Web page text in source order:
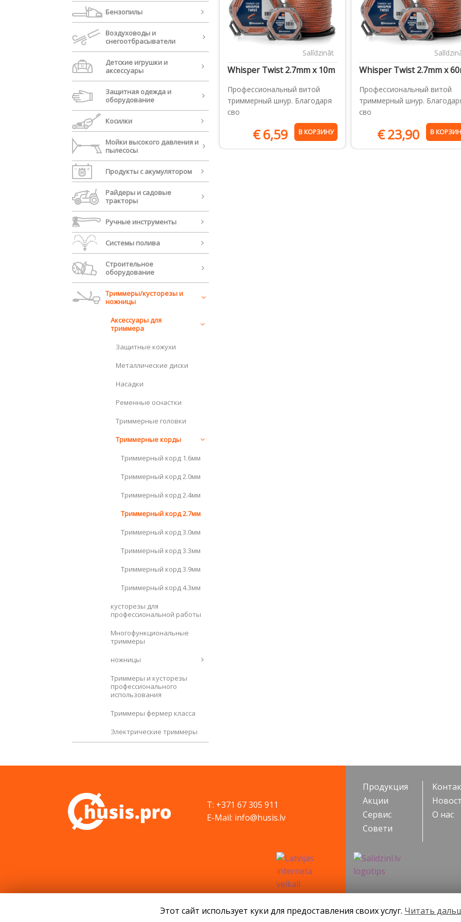
Бензопилы
Воздуховоды и
cнегоотбрасыватели
Детские игрушки и
аксессуары
Защитная одежда и
оборудование
Косилки
Мойки высокого давления и
пылесосы
Продукты с акумулятором
Райдеры и садовые
тракторы
Ручные инструменты
Системы полива
Строительное
оборудование
Триммеры/кусторезы и
ножницы
Аксессуары для
триммера
Защитные кожухи
Металлические диски
Насадки
Ременные оснастки
Триммерные головки
Триммерные корды
Триммерный корд 1.6мм
Триммерный корд 2.0мм
Триммерный корд 2.4мм
Триммерный корд 2.7мм
Триммерный корд 3.0мм
Триммерный корд 3.3мм
Триммерный корд 3.9мм
Триммерный корд 4.3мм
кусторезы для
профессиональной работы
Многофункциональные
триммеры
ножницы
Триммеры и кусторезы
профессионального
использования
Триммеры фермер класса
Электрические триммеры
Salīdzināt
Whisper Twist 2.7mm x 10m
Профессиональный витой
триммерный шнур. Благодаря
сво
€6,59 В КОРЗИНУ
Whisper Twist 2.7mm x
Профессиональный витой
триммерный шнур.
сво
€23,90 В
T: +371 67 305 911
E-Mail: info@husis.lv
Продукция
Акции
Cервис
Cовети
О нас
SIA KONGS @ 2019 Разработчик ces.lv
Этот сайт использует куки для предоставления своих услуг. Читать